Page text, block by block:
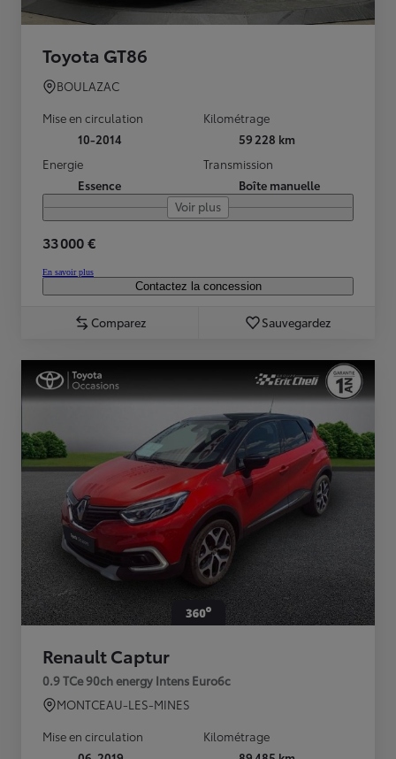
Toyota GT86
BOULAZAC
Mise en circulation
10-2014
Kilométrage
59 228 km
Energie
Essence
Transmission
Boîte manuelle
Voir plus
33 000 €
En savoir plus
Contactez la concession
Comparez Sauvegardez
Renault Captur
0.9 TCe 90ch energy Intens Euro6c
MONTCEAU-LES-MINES
Mise en circulation
Kilométrage